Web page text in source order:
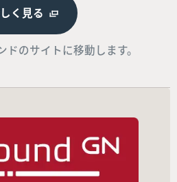
く見る
のサイトに移動します。